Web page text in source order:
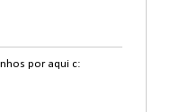
por aqui c: